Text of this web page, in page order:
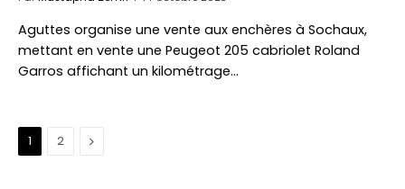
Aguttes organise une vente aux enchères à Sochaux,
mettant en vente une Peugeot 205 cabriolet Roland
Garros affichant un kilométrage…
1 2 Suivant